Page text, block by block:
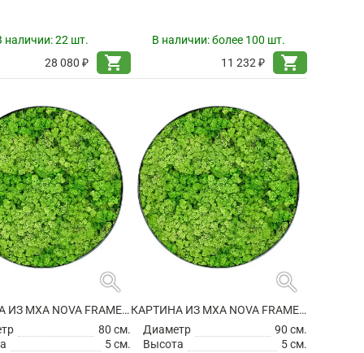
наличии:22 шт.
28 080 ₽
shopping_cart
В наличии:более 100 шт.
11 232 ₽
shopping_cart
search
КАРТИНА ИЗ МХА NOVA FRAME ANTHRACITE-CONCRETE 100% REINDEER (LIGHT GRASS GREEN)
80 см.
5 см.
search
КАРТИНА ИЗ МХА NOVA FRAME ANTHRACITE-CONCRETE 100% REINDEER (LIGHT GRASS GREEN)
Диаметр
90 см.
Высота
5 см.